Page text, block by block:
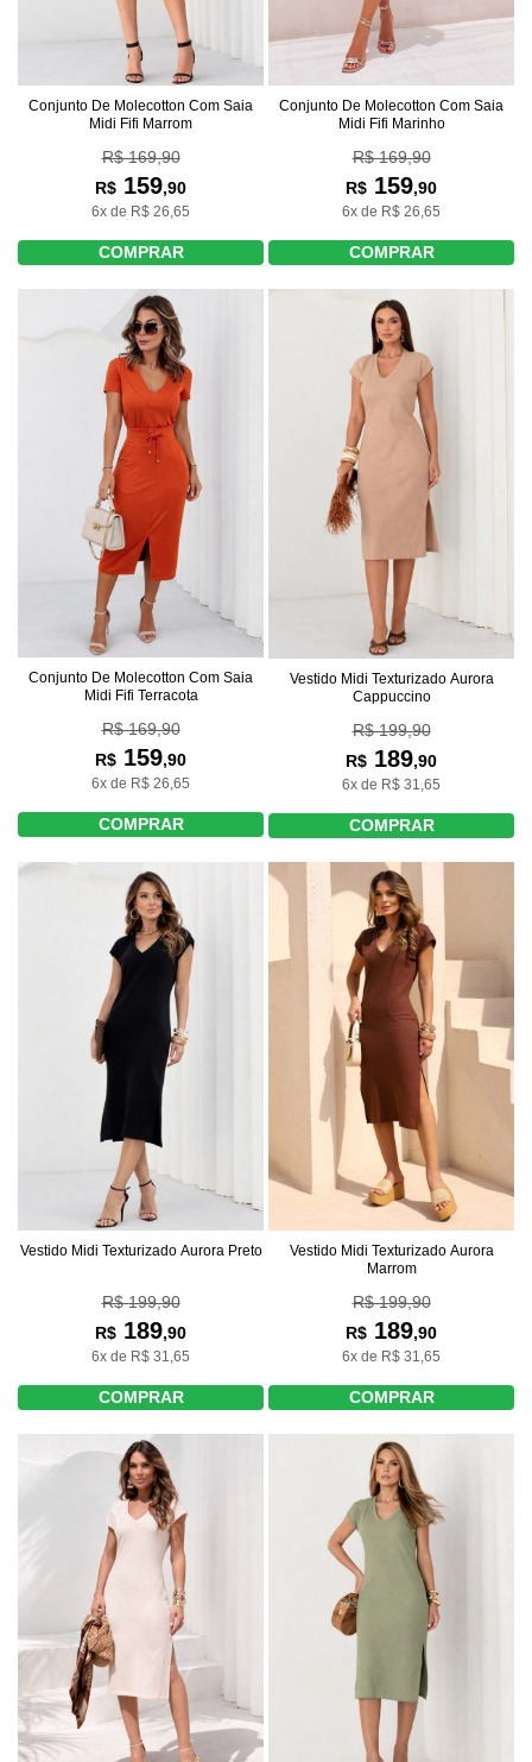
Conjunto De Molecotton Com Saia
Midi Fifi Marrom
R$ 169,90
R$ 159,90
6x de R$ 26,65
COMPRAR
Conjunto De Molecotton Com Saia
Midi Fifi Marinho
R$ 169,90
R$ 159,90
6x de R$ 26,65
COMPRAR
Conjunto De Molecotton Com Saia
Midi Fifi Terracota
R$ 169,90
R$ 159,90
6x de R$ 26,65
COMPRAR
Vestido Midi Texturizado Aurora
Cappuccino
R$ 199,90
R$ 189,90
6x de R$ 31,65
COMPRAR
Vestido Midi Texturizado Aurora Preto
R$ 199,90
R$ 189,90
6x de R$ 31,65
COMPRAR
Vestido Midi Texturizado Aurora
Marrom
R$ 199,90
R$ 189,90
6x de R$ 31,65
COMPRAR